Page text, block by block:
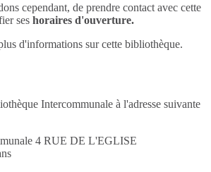
cependant, de prendre contact avec cette
ses horaires d'ouverture.
d'informations sur cette bibliothèque.
Intercommunale à l'adresse suivante
4 RUE DE L'EGLISE